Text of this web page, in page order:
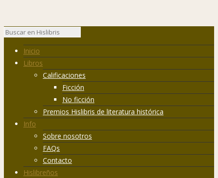
Inicio
Libros
Calificaciones
Ficción
No ficción
Premios Hislibris de literatura histórica
Info
Sobre nosotros
FAQs
Contacto
Hislibreños